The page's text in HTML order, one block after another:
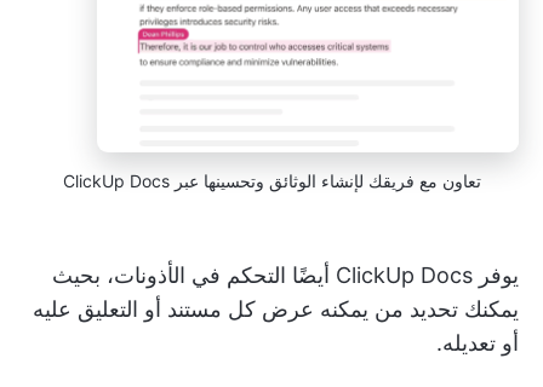
تعاون مع فريقك لإنشاء الوثائق وتحسينها عبر ClickUp Docs
يوفر ClickUp Docs أيضًا التحكم في الأذونات، بحيث
يمكنك تحديد من يمكنه عرض كل مستند أو التعليق عليه
أو تعديله.